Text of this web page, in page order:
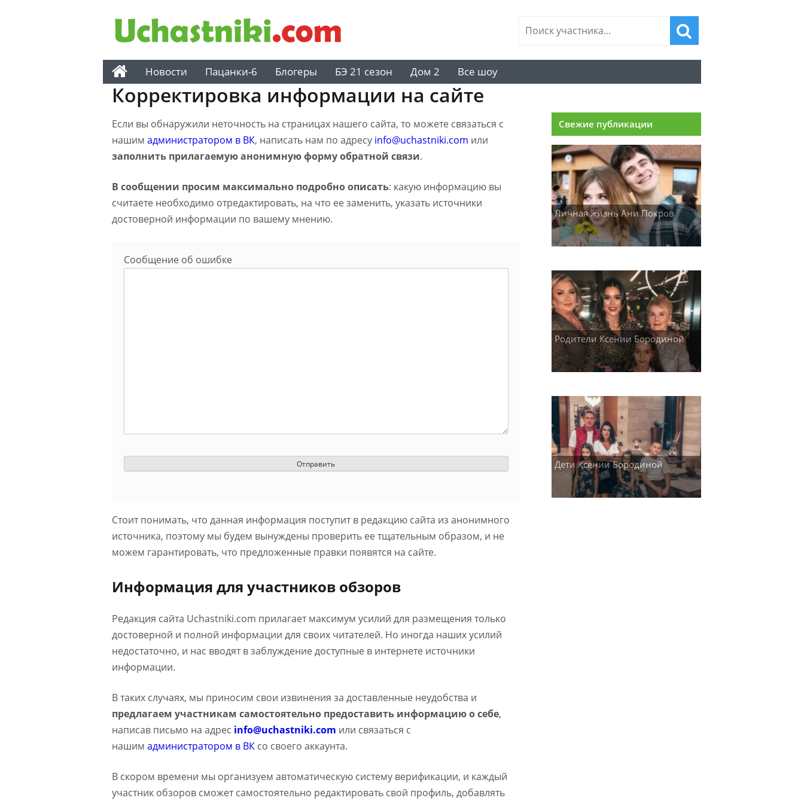
Новости Пацанки-6 Блогеры БЭ 21 сезон Дом 2 Все шоу
Корректировка информации на сайте
Если вы обнаружили неточность на страницах нашего сайта, то можете связаться с
нашим администратором в ВК, написать нам по адресу info@uchastniki.com или
заполнить прилагаемую анонимную форму обратной связи.
В сообщении просим максимально подробно описать: какую информацию вы
считаете необходимо отредактировать, на что ее заменить, указать источники
достоверной информации по вашему мнению.
Сообщение об ошибке
Стоит понимать, что данная информация поступит в редакцию сайта из анонимного
источника, поэтому мы будем вынуждены проверить ее тщательным образом, и не
можем гарантировать, что предложенные правки появятся на сайте.
Информация для участников обзоров
Редакция сайта Uchastniki.com прилагает максимум усилий для размещения только
достоверной и полной информации для своих читателей. Но иногда наших усилий
недостаточно, и нас вводят в заблуждение доступные в интернете источники
информации.
В таких случаях, мы приносим свои извинения за доставленные неудобства и
предлагаем участникам самостоятельно предоставить информацию о себе,
написав письмо на адрес info@uchastniki.com или связаться с
нашим администратором в ВК со своего аккаунта.
В скором времени мы организуем автоматическую систему верификации, и каждый
участник обзоров сможет самостоятельно редактировать свой профиль, добавлять
Свежие публикации
Личная жизнь Ани Покров
Родители Ксении Бородиной
Дети Ксении Бородиной